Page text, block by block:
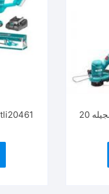
TGTLI20018 ماكينه قص نجيله 20